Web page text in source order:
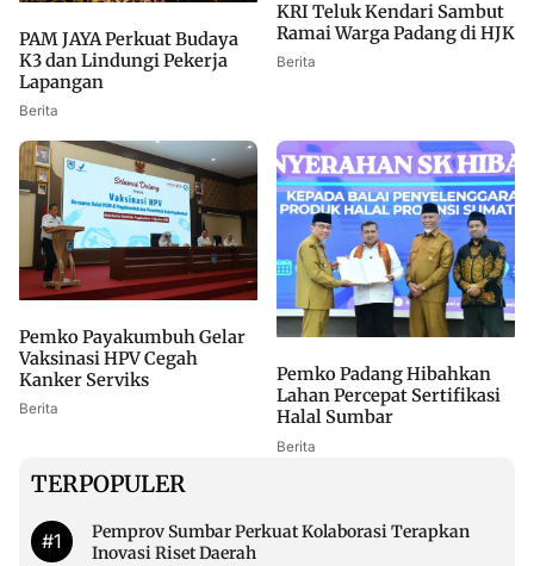
PAM JAYA Perkuat Budaya
K3 dan Lindungi Pekerja
Lapangan
Berita
KRI Teluk Kendari Sambut
Ramai Warga Padang di HJK
Berita
Pemko Payakumbuh Gelar
Vaksinasi HPV Cegah
Kanker Serviks
Berita
Pemko Padang Hibahkan
Lahan Percepat Sertifikasi
Halal Sumbar
Berita
TERPOPULER
#1
Pemprov Sumbar Perkuat Kolaborasi Terapkan
Inovasi Riset Daerah